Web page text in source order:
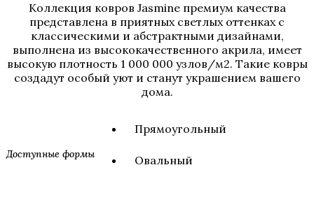
Коллекция ковров Jasmine премиум качества
представлена в приятных светлых оттенках с
классическими и абстрактными дизайнами,
выполнена из высококачественного акрила, имеет
высокую плотность 1 000 000 узлов/м2. Такие ковры
создадут особый уют и станут украшением вашего
дома.
Доступные формы
Прямоугольный
Овальный